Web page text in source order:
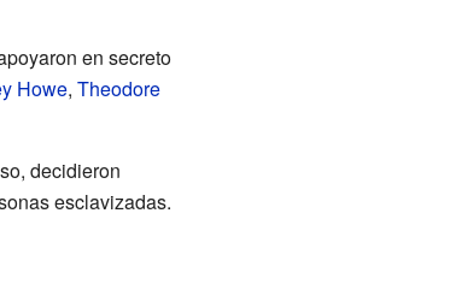
en secreto
Howe, Theodore
decidieron
esclavizadas.